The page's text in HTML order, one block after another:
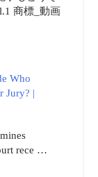
商標_動画
Who
Jury? |
rece …